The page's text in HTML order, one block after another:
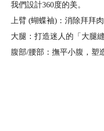
我們設計360度的美。
上臂 (蝴蝶袖)：消除拜拜
大腿：打造迷人的「大腿
腹部/腰部：撫平小腹，塑